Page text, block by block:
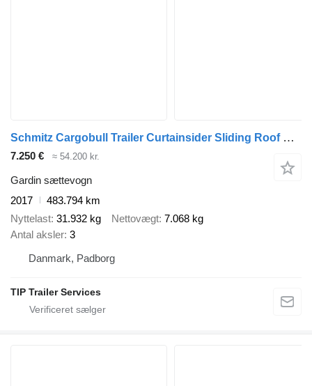
Schmitz Cargobull Trailer Curtainsider Sliding Roof Straight
7.250 € ≈ 54.200 kr.
Gardin sættevogn
2017
483.794 km
Nyttelast 31.932 kg Nettovægt 7.068 kg
Antal aksler 3
Danmark, Padborg
TIP Trailer Services